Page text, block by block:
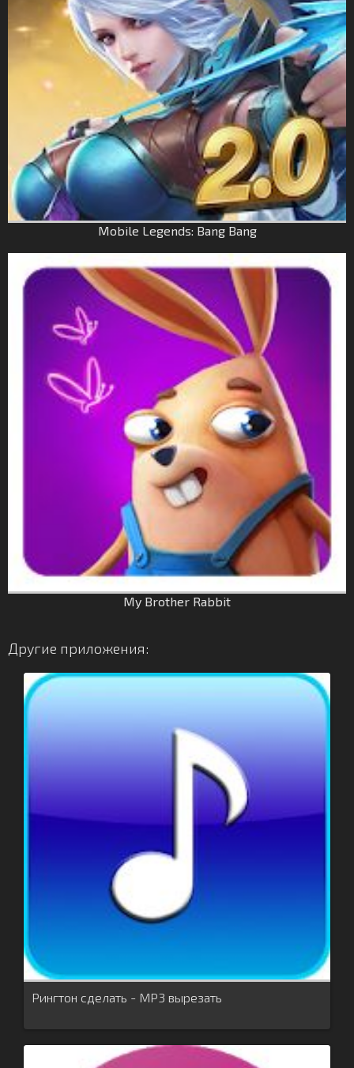
Mobile Legends: Bang Bang
My Brother Rabbit
Другие приложения:
Рингтон сделать - MP3 вырезать